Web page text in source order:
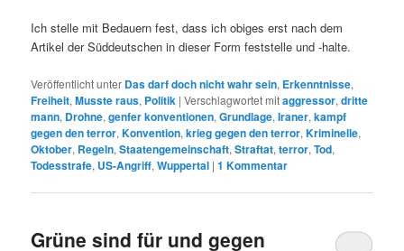
Ich stelle mit Bedauern fest, dass ich obiges erst nach dem
Artikel der Süddeutschen in dieser Form feststelle und -halte.
Veröffentlicht unter Das darf doch nicht wahr sein, Erkenntnisse,
Freiheit,Musste raus, Politik |Verschlagwortet mitaggressor,dritte
mann, Drohne,genfer konventionen,Grundlage,Iraner,kampf
gegen den terror,Konvention,krieg gegen den terror,Kriminelle,
Oktober, Regeln,Staatengemeinschaft,Straftat,terror,Tod,
Todesstrafe, US-Angriff,Wuppertal |1 Kommentar
Grüne sind für und gegen